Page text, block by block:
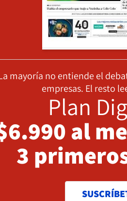
mayoría no entiende el
empresas. El resto
Plan
al
3